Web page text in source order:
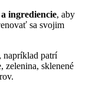
ingrediencie, aby
sa svojim
napríklad patrí
zelenina, sklenené